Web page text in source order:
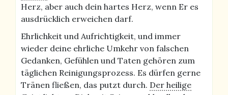
Herz, aber auch dein hartes Herz, wenn Er es
ausdrücklich erweichen darf.
Ehrlichkeit und Aufrichtigkeit, und immer
wieder deine ehrliche Umkehr von falschen
Gedanken, Gefühlen und Taten gehören zum
täglichen Reinigungsprozess. Es dürfen gerne
Tränen fließen, das putzt durch. Der heilige